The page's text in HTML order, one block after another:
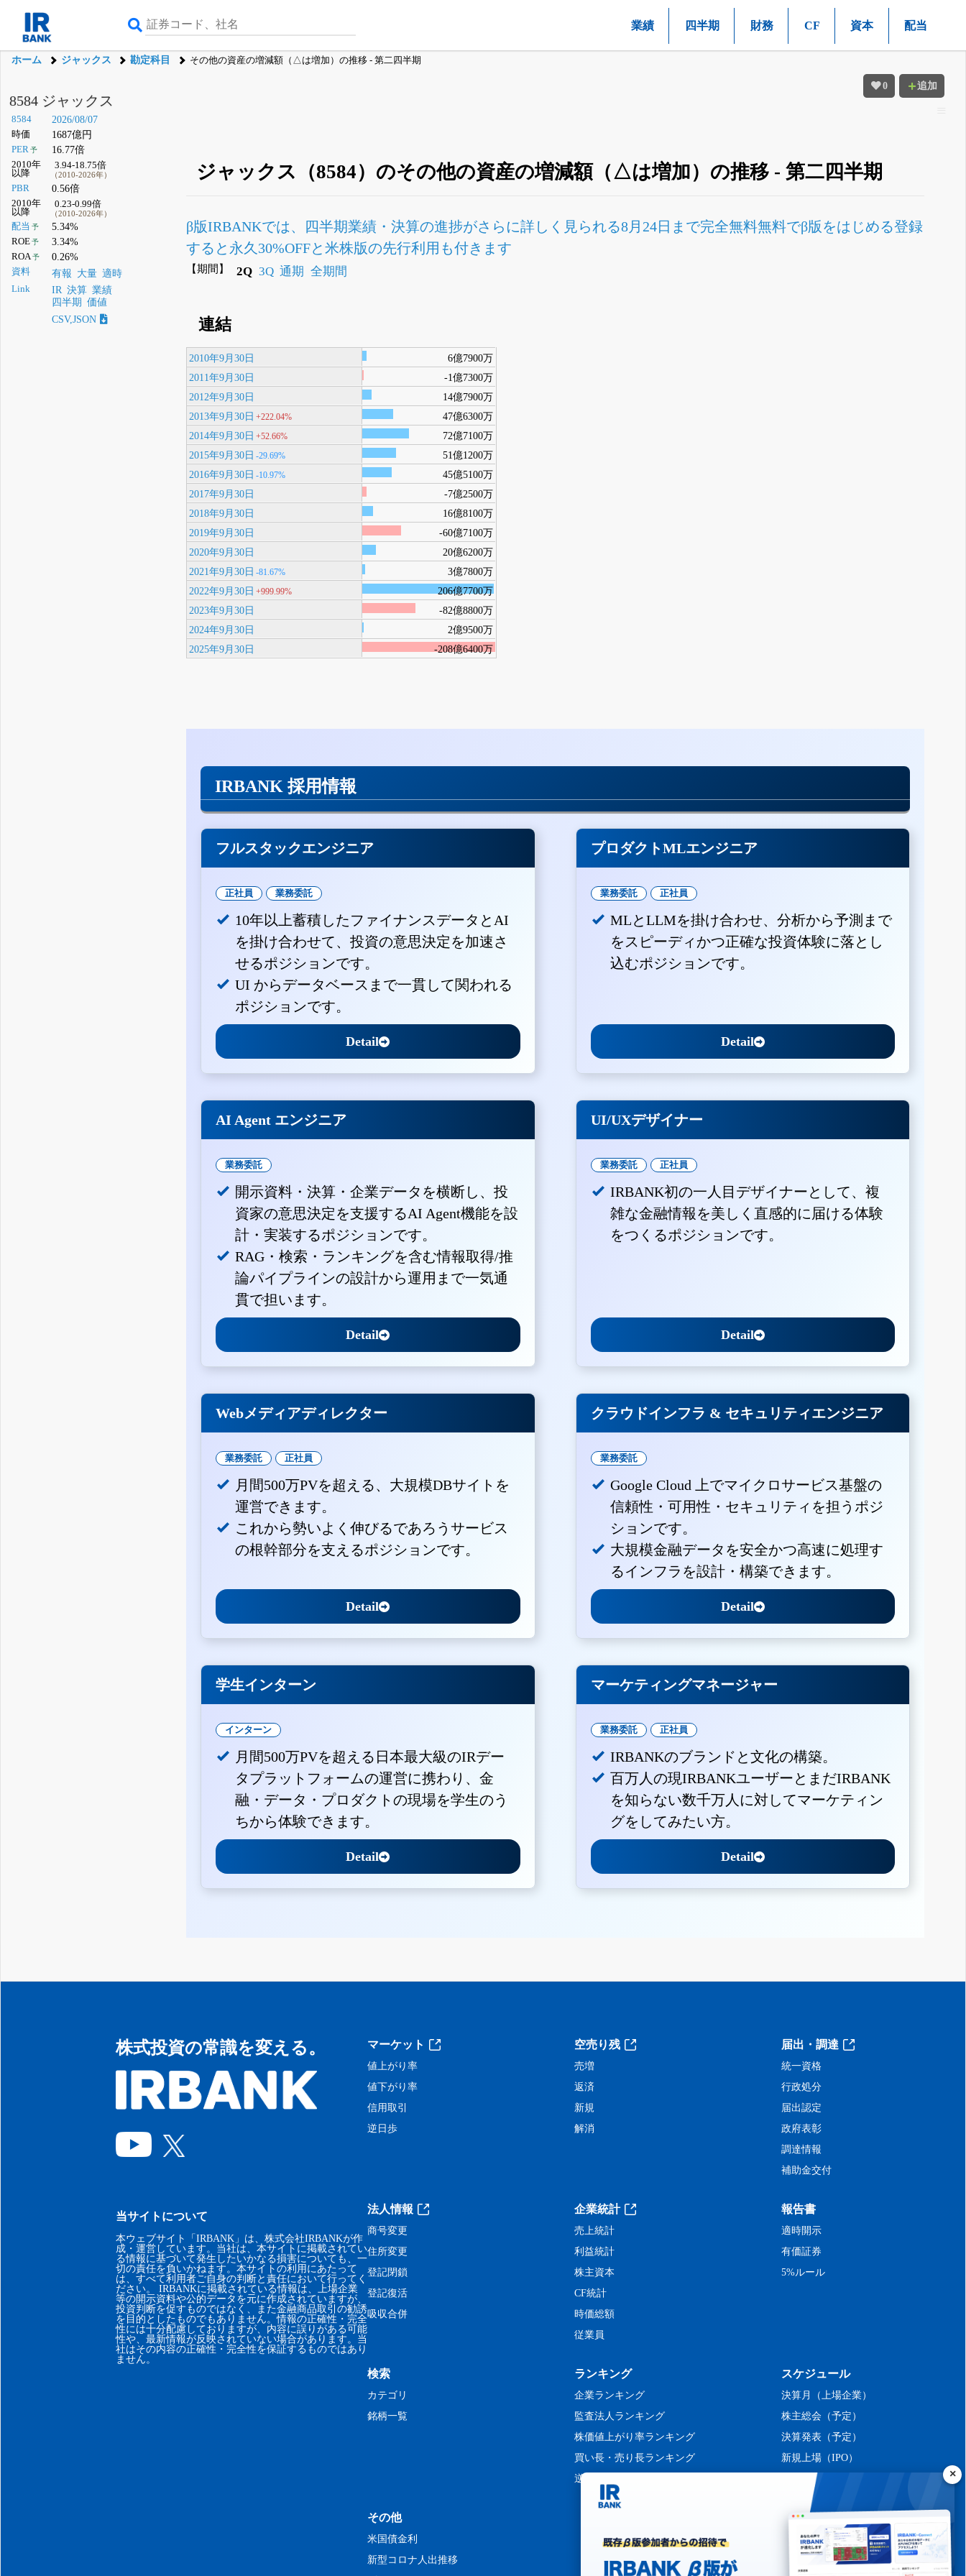
業績 四半期 財務 CF 資本 配当
ホーム ジャックス 勘定科目 その他の資産の増減額（△は増加）の推移 - 第二四半期
0 追加
8584 ジャックス
8584 2026/08/07
時価 1687億円
PER予 16.77倍
2010年
以降
3.94-18.75倍
（2010-2026年）
PBR 0.56倍
2010年
以降
0.23-0.99倍
（2010-2026年）
配当 予 5.34%
ROE予 3.34%
ROA予 0.26%
資料 有報 大量 適時
Link IR 決算 業績
四半期
価値
CSV,JSON
ジャックス（8584）のその他の資産の増減額（△は増加）の推移 - 第二四半期
β版IRBANKでは、 四半期業績・決算の進捗がさらに詳しく見られる8月24日まで完全無料無料でβ版をはじめる登録
すると永久30%OFFと米株版の先行利用も付きます
【期間】 2Q 3Q 通期 全期間
連結
2010年9月30日
6億7900万
2011年9月30日
-1億7300万
2012年9月30日
14億7900万
2013年9月30日 +222.04%
47億6300万
2014年9月30日 +52.66%
72億7100万
2015年9月30日 -29.69%
51億1200万
2016年9月30日 -10.97%
45億5100万
2017年9月30日
-7億2500万
2018年9月30日
16億8100万
2019年9月30日
-60億7100万
2020年9月30日
20億6200万
2021年9月30日 -81.67%
3億7800万
2022年9月30日 +999.99%
206億7700万
2023年9月30日
-82億8800万
2024年9月30日
2億9500万
2025年9月30日
-208億6400万
IRBANK 採用情報
フルスタックエンジニア
正社員 業務委託
10年以上蓄積したファイナンスデータとAI
を掛け合わせて、投資の意思決定を加速さ
せるポジションです。
UI からデータベースまで一貫して関われる
ポジションです。
Detail
プロダクトMLエンジニア
業務委託 正社員
MLとLLMを掛け合わせ、分析から予測まで
をスピーディかつ正確な投資体験に落とし
込むポジションです。
Detail
AI Agent エンジニア
業務委託
開示資料・決算・企業データを横断し、投
資家の意思決定を支援するAI Agent機能を設
計・実装するポジションです。
RAG・検索・ランキングを含む情報取得/推
論パイプラインの設計から運用まで一気通
貫で担います。
Detail
UI/UXデザイナー
業務委託 正社員
IRBANK初の一人目デザイナーとして、複
雑な金融情報を美しく直感的に届ける体験
をつくるポジションです。
Detail
Webメディアディレクター
業務委託 正社員
月間500万PVを超える、大規模DBサイトを
運営できます。
これから勢いよく伸びるであろうサービス
の根幹部分を支えるポジションです。
Detail
クラウドインフラ & セキュリティエンジニア
業務委託
Google Cloud 上でマイクロサービス基盤の
信頼性・可用性・セキュリティを担うポジ
ションです。
大規模金融データを安全かつ高速に処理す
るインフラを設計・構築できます。
Detail
学生インターン
インターン
月間500万PVを超える日本最大級のIRデー
タプラットフォームの運営に携わり、金
融・データ・プロダクトの現場を学生のう
ちから体験できます。
Detail
マーケティングマネージャー
業務委託 正社員
IRBANKのブランドと文化の構築。
百万人の現IRBANKユーザーとまだIRBANK
を知らない数千万人に対してマーケティン
グをしてみたい方。
Detail
株式投資の常識を変える。
当サイトについて
本ウェブサイト「IRBANK」は、株式会社IRBANKが作
成・運営しています。当社は、本サイトに掲載されてい
る情報に基づいて発生したいかなる損害についても、一
切の責任を負いかねます。本サイトの利用にあたって
は、すべて利用者ご自身の判断と責任において行ってく
ださい。 IRBANKに掲載されている情報は、上場企業
等の開示資料や公的データを元に作成されていますが、
投資判断を促すものではなく、また金融商品取引の勧誘
を目的としたものでもありません。情報の正確性・完全
性には十分配慮しておりますが、内容に誤りがある可能
性や、最新情報が反映されていない場合があります。当
社はその内容の正確性・完全性を保証するものではあり
ません。
マーケット
値上がり率
値下がり率
信用取引
逆日歩
空売り残
売増
返済
新規
解消
届出・調達
統一資格
行政処分
届出認定
政府表彰
調達情報
補助金交付
法人情報
商号変更
住所変更
登記閉鎖
登記復活
吸収合併
企業統計
売上統計
利益統計
株主資本
CF統計
時価総額
従業員
報告書
適時開示
有価証券
5%ルール
検索
カテゴリ
銘柄一覧
ランキング
企業ランキング
監査法人ランキング
株価値上がり率ランキング
買い長・売り長ランキング
逆日歩ランキング
スケジュール
決算月（上場企業）
株主総会（予定）
決算発表（予定）
新規上場（IPO）
その他
米国債金利
新型コロナ人出推移